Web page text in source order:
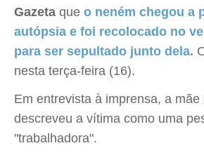
Gazeta que o neném chegou a
autópsia e foi recolocado no
para ser sepultado junto dela.
nesta terça-feira (16).
Em entrevista à imprensa, a mãe
descreveu a vítima como uma
"trabalhadora".